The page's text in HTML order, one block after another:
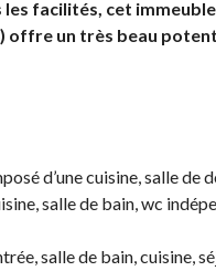
facilités, cet
offre un très beau
d’une cuisine, salle de
salle de bain, wc
salle de bain, cuisine,